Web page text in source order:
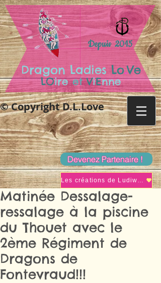
Dragon Ladies Lo.Ve
LOire et ViEnne
Depuis 2015
© Copyright D.L.Love
Devenez Partenaire !
Les créations de Ludiwine
Matinée Dessalage-
ressalage à la piscine
du Thouet avec le
2ème Régiment de
Dragons de
Fontevraud!!!